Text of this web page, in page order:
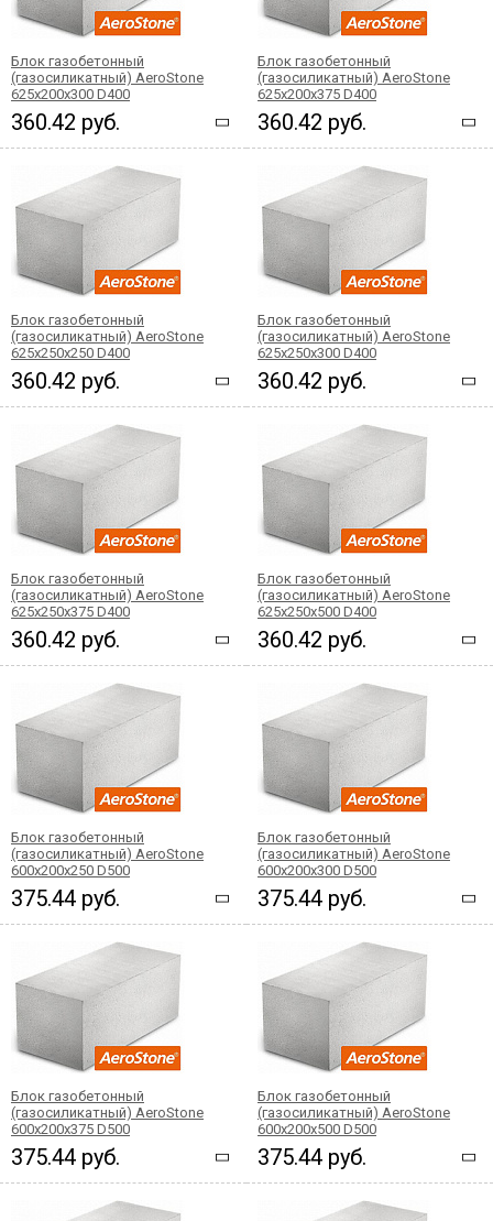
Блок газобетонный
(газосиликатный) AeroStone
625x200x300 D400
360.42 руб.
Блок газобетонный
(газосиликатный) AeroStone
625x200x375 D400
360.42 руб.
Блок газобетонный
(газосиликатный) AeroStone
625x250x250 D400
360.42 руб.
Блок газобетонный
(газосиликатный) AeroStone
625x250x300 D400
360.42 руб.
Блок газобетонный
(газосиликатный) AeroStone
625x250x375 D400
360.42 руб.
Блок газобетонный
(газосиликатный) AeroStone
625x250x500 D400
360.42 руб.
Блок газобетонный
(газосиликатный) AeroStone
600x200x250 D500
375.44 руб.
Блок газобетонный
(газосиликатный) AeroStone
600x200x300 D500
375.44 руб.
Блок газобетонный
(газосиликатный) AeroStone
600x200x375 D500
375.44 руб.
Блок газобетонный
(газосиликатный) AeroStone
600x200x500 D500
375.44 руб.